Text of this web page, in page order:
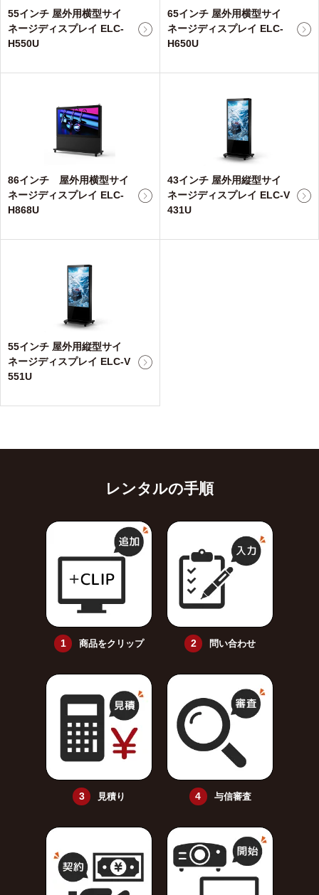
55インチ 屋外用横型サイ
ネージディスプレイ ELC-
H550U
65インチ 屋外用横型サイ
ネージディスプレイ ELC-
H650U
86インチ 屋外用横型サイ
ネージディスプレイ ELC-
H868U
43インチ 屋外用縦型サイ
ネージディスプレイ ELC-V
431U
55インチ 屋外用縦型サイ
ネージディスプレイ ELC-V
551U
レンタルの手順
商品をクリップ 問い合わせ
見積り 与信審査